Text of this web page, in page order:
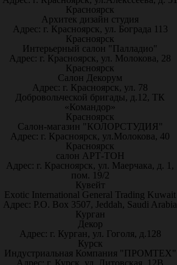
Красноярск
Архитек дизайн студия
Адрес: г. Красноярск, ул. Бограда 113
Красноярск
Интерьерный салон "Палладио"
Адрес: г. Красноярск, ул. Молокова, 28
Красноярск
Салон Декорум
Адрес: г. Красноярск, ул. 78
Добровольческой бригады, д.12, ТК
«Командор»
Красноярск
Салон-магазин "КОЛОРСТУДИЯ"
Адрес: г. Красноярск, ул.Молокова, 40
Красноярск
салон АРТ-ТОН
Адрес: г. Красноярск, ул. Маерчака, д. 1,
пом. 19/2
Кувейт
Exotic International General Trading Kuwait
Адрес: P.O. Box 3507, Jeddah, Saudi Arabia
Курган
Декор
Адрес: г. Курган, ул. Гоголя, д.128
Курск
Индустриальная Компания "ПРОМТЕХ"
Адрес: г. Курск, ул. Литовская, 12В